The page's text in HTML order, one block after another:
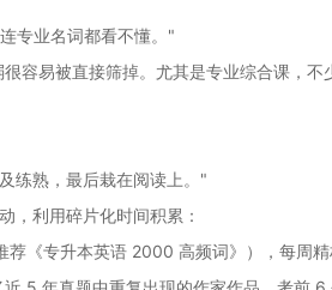
专业名词都看不懂。"
容易被直接筛掉。尤其是专业综合课，
练熟，最后栽在阅读上。"
，利用碎片化时间积累：
《专升本英语 2000 高频词》），每周